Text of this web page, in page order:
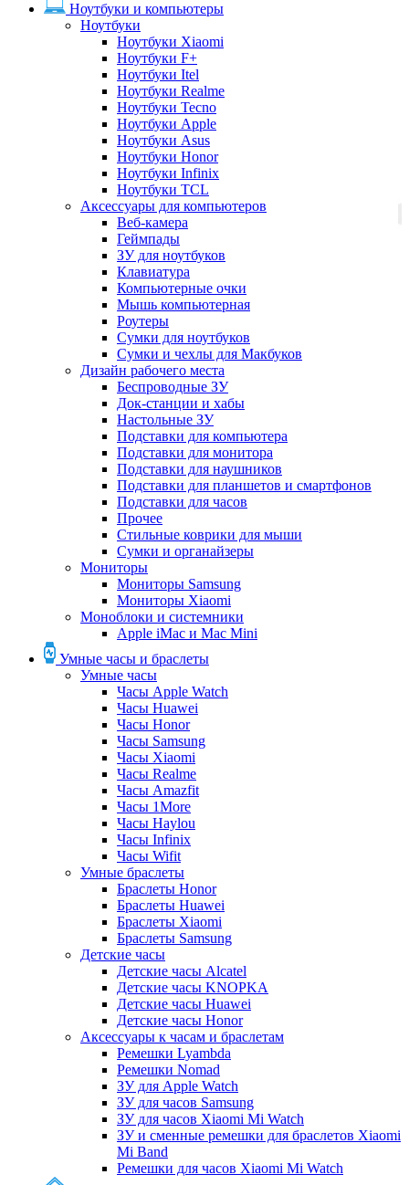
Ноутбуки и компьютеры
Ноутбуки
Ноутбуки Xiaomi
Ноутбуки F+
Ноутбуки Itel
Ноутбуки Realme
Ноутбуки Tecno
Ноутбуки Apple
Ноутбуки Asus
Ноутбуки Honor
Ноутбуки Infinix
Ноутбуки TCL
Аксессуары для компьютеров
Веб-камера
Геймпады
ЗУ для ноутбуков
Клавиатура
Компьютерные очки
Мышь компьютерная
Роутеры
Сумки для ноутбуков
Сумки и чехлы для Макбуков
Дизайн рабочего места
Беспроводные ЗУ
Док-станции и хабы
Настольные ЗУ
Подставки для компьютера
Подставки для монитора
Подставки для наушников
Подставки для планшетов и смартфонов
Подставки для часов
Прочее
Стильные коврики для мыши
Сумки и органайзеры
Мониторы
Мониторы Samsung
Мониторы Xiaomi
Моноблоки и системники
Apple iMac и Mac Mini
Умные часы и браслеты
Умные часы
Часы Apple Watch
Часы Huawei
Часы Honor
Часы Samsung
Часы Xiaomi
Часы Realme
Часы Amazfit
Часы 1More
Часы Haylou
Часы Infinix
Часы Wifit
Умные браслеты
Браслеты Honor
Браслеты Huawei
Браслеты Xiaomi
Браслеты Samsung
Детские часы
Детские часы Alcatel
Детские часы KNOPKA
Детские часы Huawei
Детские часы Honor
Аксессуары к часам и браслетам
Ремешки Lyambda
Ремешки Nomad
ЗУ для Apple Watch
ЗУ для часов Samsung
ЗУ для часов Xiaomi Mi Watch
ЗУ и сменные ремешки для браслетов Xiaomi
Mi Band
Ремешки для часов Xiaomi Mi Watch